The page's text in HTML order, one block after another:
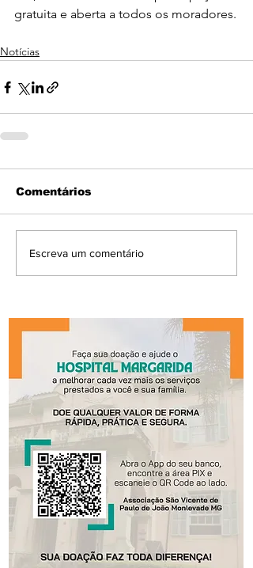
gratuita e aberta a todos os moradores.
Notícias
Comentários
Escreva um comentário